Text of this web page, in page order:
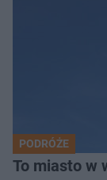
PODRÓŻE
To miasto w